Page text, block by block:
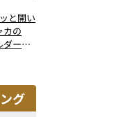
と開い
カの
ダーバ
グ